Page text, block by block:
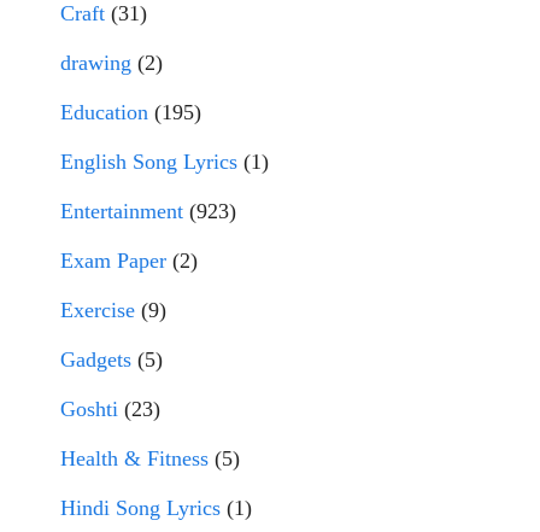
Craft (31)
drawing (2)
Education (195)
English Song Lyrics (1)
Entertainment (923)
Exam Paper (2)
Exercise (9)
Gadgets (5)
Goshti (23)
Health & Fitness (5)
Hindi Song Lyrics (1)